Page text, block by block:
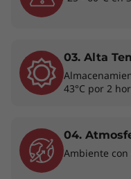
Experimenta el
perfil elegante y
8.ª generación.
resistencia
trabajar en
biseles casi sin
03. Alta
43°C por 2
04.
Ambiente